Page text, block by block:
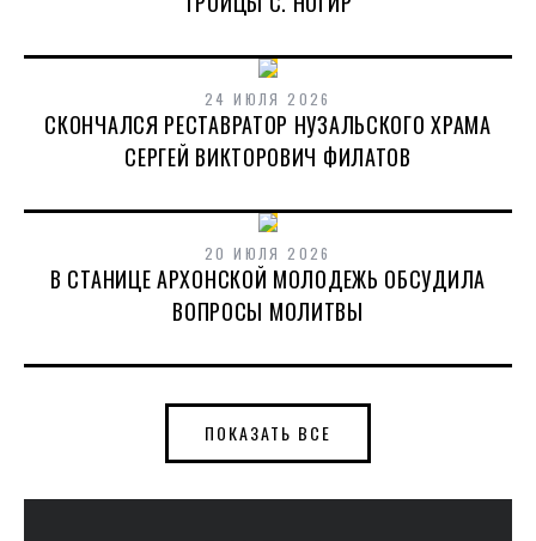
24 ИЮЛЯ 2026
СКОНЧАЛСЯ РЕСТАВРАТОР НУЗАЛЬСКОГО ХРАМА
СЕРГЕЙ ВИКТОРОВИЧ ФИЛАТОВ
20 ИЮЛЯ 2026
В СТАНИЦЕ АРХОНСКОЙ МОЛОДЕЖЬ ОБСУДИЛА
ВОПРОСЫ МОЛИТВЫ
ПОКАЗАТЬ ВСЕ